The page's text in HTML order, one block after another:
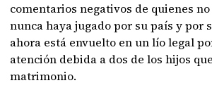
comentarios negativos de quienes
nunca haya jugado por su país y por
ahora está envuelto en un lío legal
atención debida a dos de los hijos
matrimonio.